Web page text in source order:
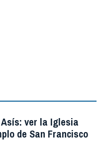
ver la Iglesia
de San Francisco